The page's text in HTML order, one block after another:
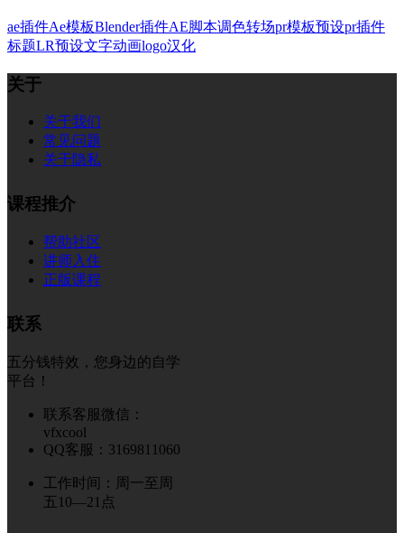
ae插件Ae模板Blender插件AE脚本调色转场pr模板预设pr插件
标题LR预设文字动画logo汉化
关于
关于我们
常见问题
关于隐私
课程推介
帮助社区
讲师入住
正版课程
联系
五分钱特效，您身边的自学
平台！
联系客服微信：
vfxcool
QQ客服：3169811060
工作时间：周一至周
五10—21点